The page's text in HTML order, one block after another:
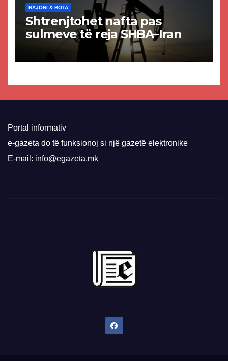
RAJONI & BOTA
Shtrenjtohet nafta pas
sulmeve të reja SHBA–Iran
Portal informativ
e-gazeta do të funksionoj si një gazetë elektronike
E-mail: info@egazeta.mk